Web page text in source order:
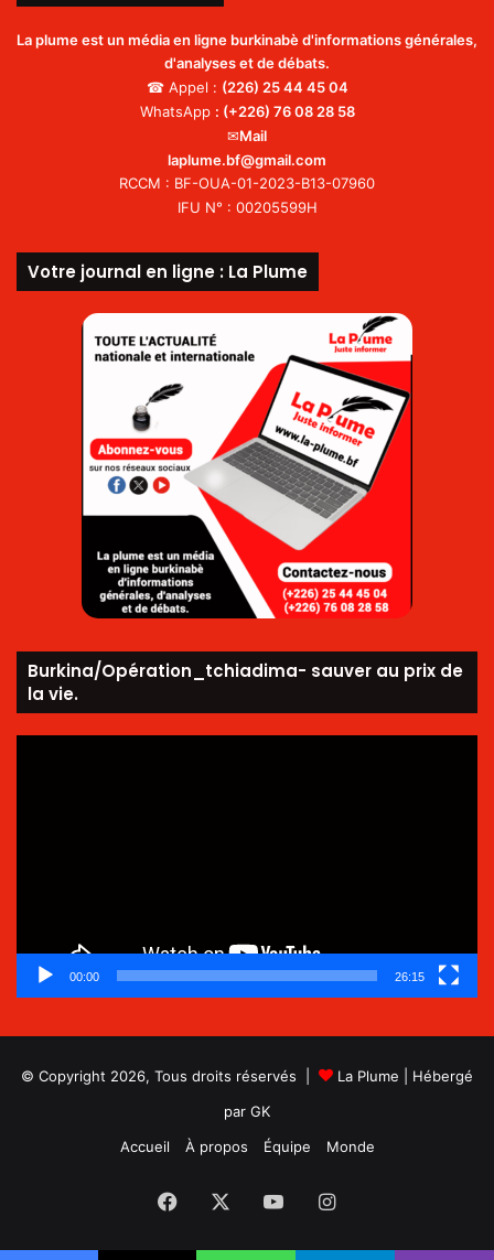
La plume est un média en ligne burkinabè d'informations générales,
d'analyses et de débats.
☎ Appel : (226) 25 44 45 04
WhatsApp : (+226) 76 08 28 58
✉Mail
laplume.bf@gmail.com
RCCM : BF-OUA-01-2023-B13-07960
IFU N° : 00205599H
Votre journal en ligne : La Plume
Burkina/Opération_tchiadima- sauver au prix de
la vie.
00:00 26:15
© Copyright 2026, Tous droits réservés | La Plume | Hébergé
par GK
Accueil
À propos Équipe Monde
Facebook YouTubeInstagram